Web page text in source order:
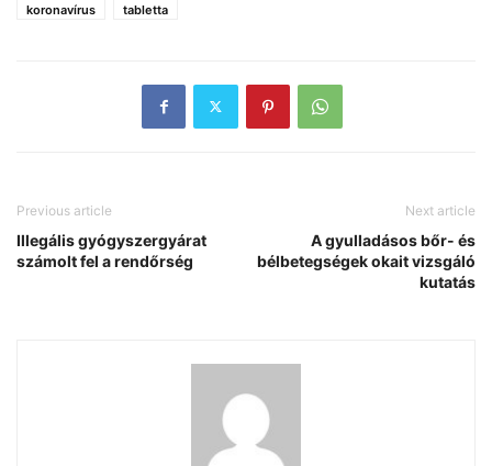
koronavírus
tabletta
Previous article
Illegális gyógyszergyárat
számolt fel a rendőrség
Next article
A gyulladásos bőr- és
bélbetegségek okait vizsgáló
kutatás